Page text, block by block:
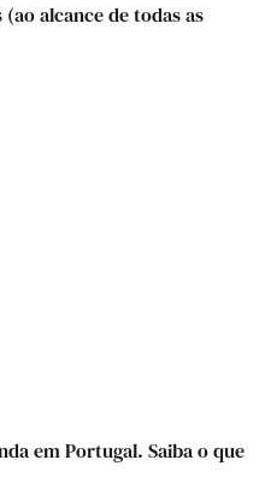
(ao alcance de todas as
em Portugal. Saiba o que